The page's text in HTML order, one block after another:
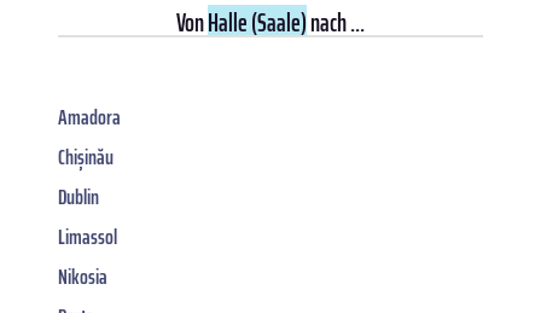
VonHalle (Saale)nach ...
Amadora
Chișinău
Dublin
Limassol
Nikosia